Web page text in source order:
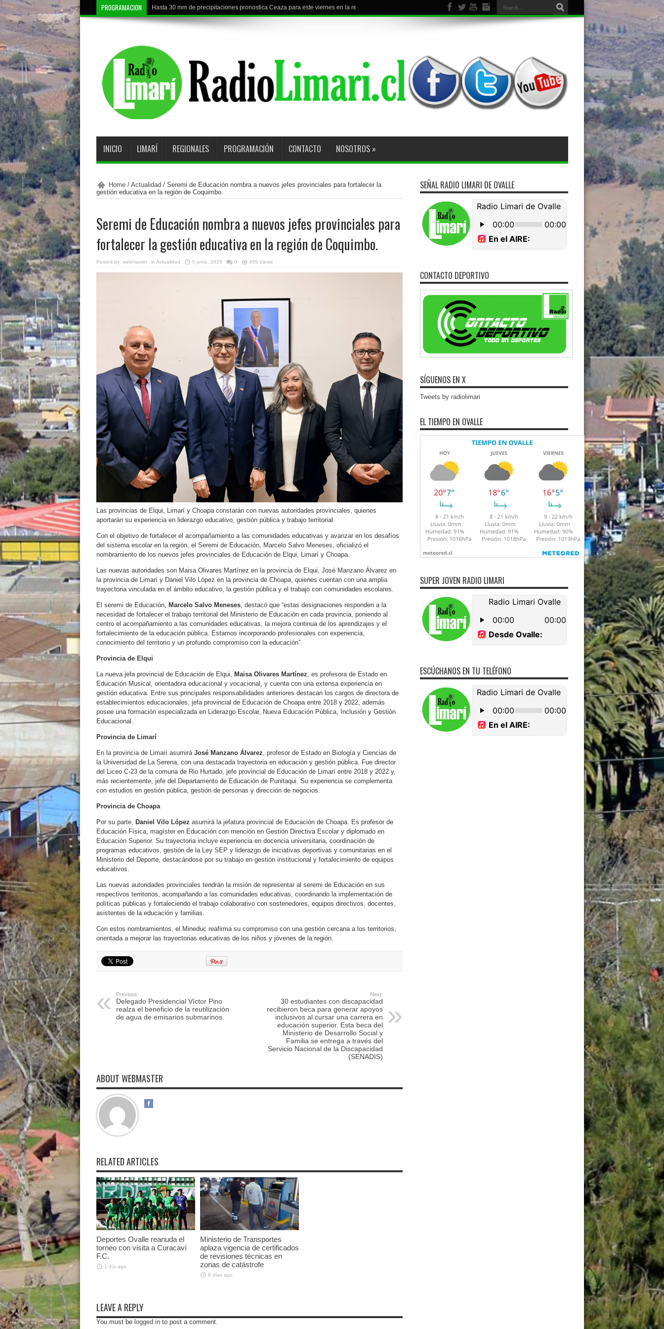
PROGRAMACION Hasta 30 mm de precipitaciones pronostica Ceaza para este viernes en la región
INICIO LIMARÍ REGIONALES PROGRAMACIÓN CONTACTO NOSOTROS »
Home/ Actualidad / Seremi de Educación nombra a nuevos jefes provinciales para fortalecer la
gestión educativa en la región de Coquimbo.
Seremi de Educación nombra a nuevos jefes provinciales para
fortalecer la gestión educativa en la región de Coquimbo.
Posted by: webmaster in Actualidad 5 junio, 2026 0 459 Views
Las provincias de Elqui, Limarí y Choapa constarán con nuevas autoridades provinciales, quienes
aportarán su experiencia en liderazgo educativo, gestión pública y trabajo territorial.
Con el objetivo de fortalecer el acompañamiento a las comunidades educativas y avanzar en los desafíos
del sistema escolar en la región, el Seremi de Educación, Marcelo Salvo Meneses, oficializó el
nombramiento de los nuevos jefes provinciales de Educación de Elqui, Limarí y Choapa.
Las nuevas autoridades son Maisa Olivares Martínez en la provincia de Elqui, José Manzano Álvarez en
la provincia de Limarí y Daniel Vilo López en la provincia de Choapa, quienes cuentan con una amplia
trayectoria vinculada en el ámbito educativo, la gestión pública y el trabajo con comunidades escolares.
El seremi de Educación, Marcelo Salvo Meneses, destacó que “estas designaciones responden a la
necesidad de fortalecer el trabajo territorial del Ministerio de Educación en cada provincia, poniendo al
centro el acompañamiento a las comunidades educativas, la mejora continua de los aprendizajes y el
fortalecimiento de la educación pública. Estamos incorporando profesionales con experiencia,
conocimiento del territorio y un profundo compromiso con la educación”.
Provincia de Elqui
La nueva jefa provincial de Educación de Elqui, Maisa Olivares Martínez , es profesora de Estado en
Educación Musical, orientadora educacional y vocacional, y cuenta con una extensa experiencia en
gestión educativa. Entre sus principales responsabilidades anteriores destacan los cargos de directora de
establecimientos educacionales, jefa provincial de Educación de Choapa entre 2018 y 2022, además
posee una formación especializada en Liderazgo Escolar, Nueva Educación Pública, Inclusión y Gestión
Educacional.
Provincia de Limarí
En la provincia de Limarí asumirá José Manzano Álvarez , profesor de Estado en Biología y Ciencias de
la Universidad de La Serena, con una destacada trayectoria en educación y gestión pública. Fue director
del Liceo C-23 de la comuna de Rio Hurtado, jefe provincial de Educación de Limarí entre 2018 y 2022 y,
más recientemente, jefe del Departamento de Educación de Punitaqui. Su experiencia se complementa
con estudios en gestión pública, gestión de personas y dirección de negocios.
Provincia de Choapa
Por su parte, Daniel Vilo López asumirá la jefatura provincial de Educación de Choapa. Es profesor de
Educación Física, magíster en Educación con mención en Gestión Directiva Escolar y diplomado en
Educación Superior. Su trayectoria incluye experiencia en docencia universitaria, coordinación de
programas educativos, gestión de la Ley SEP y liderazgo de iniciativas deportivas y comunitarias en el
Ministerio del Deporte, destacándose por su trabajo en gestión institucional y fortalecimiento de equipos
educativos.
Las nuevas autoridades provinciales tendrán la misión de representar al seremi de Educación en sus
respectivos territorios, acompañando a las comunidades educativas, coordinando la implementación de
políticas públicas y fortaleciendo el trabajo colaborativo con sostenedores, equipos directivos, docentes,
asistentes de la educación y familias.
Con estos nombramientos, el Mineduc reafirma su compromiso con una gestión cercana a los territorios,
orientada a mejorar las trayectorias educativas de los niños y jóvenes de la región.
Previous:
Delegado Presidencial Víctor Pino
realza el beneficio de la reutilización
de agua de emisarios submarinos.
Next:
30 estudiantes con discapacidad
recibieron beca para generar apoyos
inclusivos al cursar una carrera en
educación superior. Esta beca del
Ministerio de Desarrollo Social y
Familia se entrega a través del
Servicio Nacional de la Discapacidad
(SENADIS)
ABOUT WEBMASTER
RELATED ARTICLES
Deportes Ovalle reanuda el
torneo con visita a Curacaví
F.C.
1 día ago
Ministerio de Transportes
aplaza vigencia de certificados
de revisiones técnicas en
zonas de catástrofe
8 días ago
LEAVE A REPLY
You must be logged into post a comment.
SEÑAL RADIO LIMARI DE OVALLE
CONTACTO DEPORTIVO
SÍGUENOS EN X
Tweets by radiolimari
EL TIEMPO EN OVALLE
SUPER JOVEN RADIO LIMARI
ESCÚCHANOS EN TU TELÉFONO